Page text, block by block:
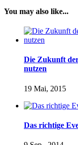
You may also like...
Die Zukunft
nutzen
19 Mai, 2015
Das richtige